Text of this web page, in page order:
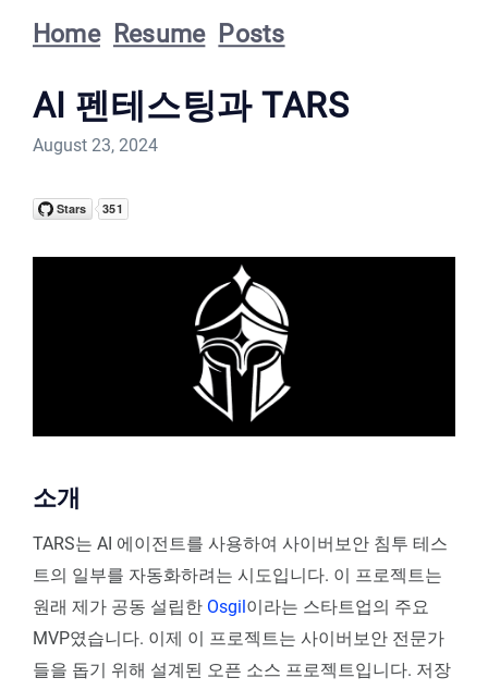
Home Resume Posts
AI 펜테스팅과 TARS
August 23, 2024
소개
TARS는 AI 에이전트를 사용하여 사이버보안 침투 테스
트의 일부를 자동화하려는 시도입니다. 이 프로젝트는
원래 제가 공동 설립한 Osgil 이라는 스타트업의 주요
MVP였습니다. 이제 이 프로젝트는 사이버보안 전문가
들을 돕기 위해 설계된 오픈 소스 프로젝트입니다. 저장